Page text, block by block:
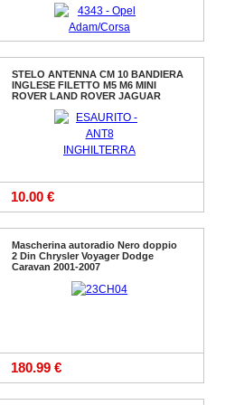
50.00 €
STELO ANTENNA CM 10 BANDIERA
INGLESE FILETTO M5 M6 MINI
ROVER LAND ROVER JAGUAR
10.00 €
Mascherina autoradio Nero doppio
2 Din Chrysler Voyager Dodge
Caravan 2001-2007
180.99 €